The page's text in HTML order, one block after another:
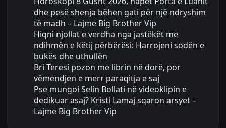
dhe pesë shenja bëhen gati për një ndryshim
të madh – Lajme Big Brother Vip
Hiqni njollat e verdha nga jastëkët me
ndihmën e këtij përbërësi: Harrojeni sodën e
bukës dhe uthullën
Bri Teresi pozon me librin në dorë, por
vëmendjen e merr paraqitja e saj
Pse mungoi Selin Bollati në videoklipin e
dedikuar asaj? Kristi Lamaj sqaron arsyet –
Lajme Big Brother Vip